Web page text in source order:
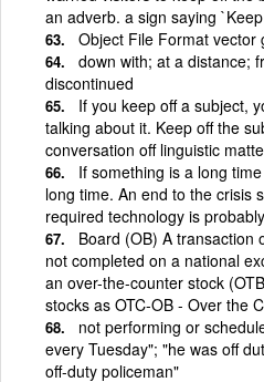
an adverb. a sign saying
Object File Format vector
down with; at a distance;
discontinued
If you keep off a subject,
talking about it. Keep off the
conversation off linguistic
If something is a long
long time. An end to the crisis
required technology is
Board (OB) A transaction
not completed on a national
an over-the-counter stock
stocks as OTC-OB - Over the
not performing or
every Tuesday"; "he was off
off-duty policeman"